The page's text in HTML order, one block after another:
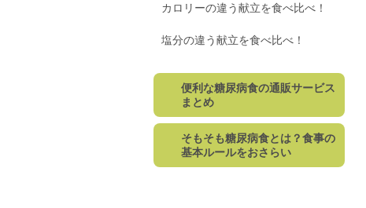
カロリーの違う献立を食べ比べ！
塩分の違う献立を食べ比べ！
便利な糖尿病食の通販サービス
まとめ
そもそも糖尿病食とは？食事の
基本ルールをおさらい